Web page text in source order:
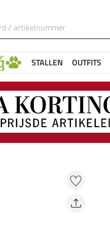
STALLEN OUTFITS